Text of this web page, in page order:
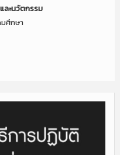
ละนวัตกรรม
ศึกษา